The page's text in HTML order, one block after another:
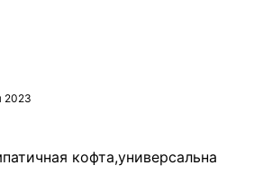
2023
кофта,универсальна